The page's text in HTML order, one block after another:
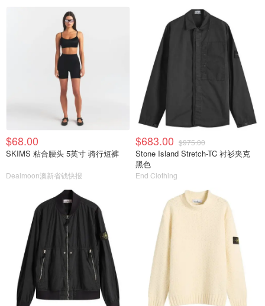
$68.00
SKIMS 粘合腰头 5英寸 骑行短裤
Dealmoon澳新省钱快报
$683.00 $975.00
Stone Island Stretch-TC 衬衫夹克
黑色
End Clothing